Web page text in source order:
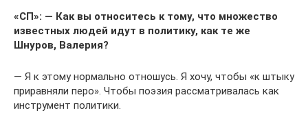
«СП»: — Как вы относитесь к тому, что множество
известных людей идут в политику, как те же
Шнуров, Валерия?
— Я к этому нормально отношусь. Я хочу, чтобы «к штыку
приравняли перо». Чтобы поэзия рассматривалась как
инструмент политики.